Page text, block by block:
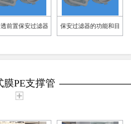
前置保安过滤器 保安过滤器的功能和目
膜PE支撑管